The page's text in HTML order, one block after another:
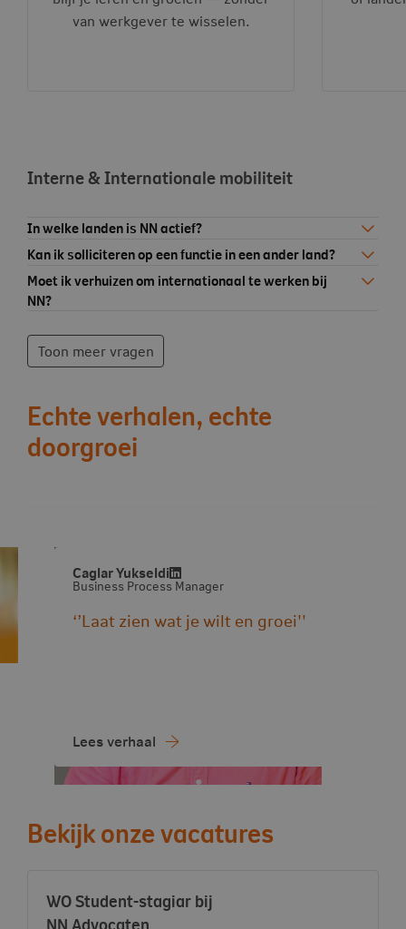
van werkgever te wisselen.
Interne & Internationale mobiliteit
In welke landen is NN actief?
Kan ik solliciteren op een functie in een ander land?
Moet ik verhuizen om internationaal te werken bij
NN?
Toon meer vragen
Echte verhalen, echte
doorgroei
Caglar Yukseldi
Business Process Manager
‘’Laat zien wat je wilt en groei''
Lees verhaal
Bekijk onze vacatures
Vacature:
WO Student-stagiar bij
NN Advocaten